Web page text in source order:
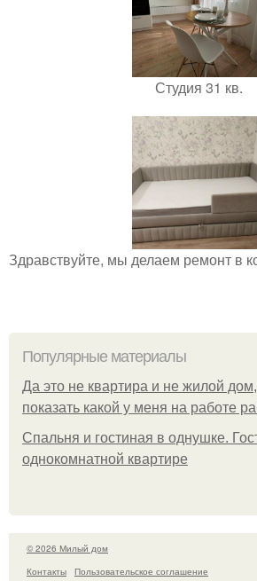
Студия 31 кв.
Здравствуйте, мы делаем ремонт в
Популярные материалы
Да это не квартира и не жилой
показать какой у меня на работе
Спальня и гостиная в однушке.
однокомнатной квартире
© 2026 Милый дом
Контакты
Пользовательское соглашение